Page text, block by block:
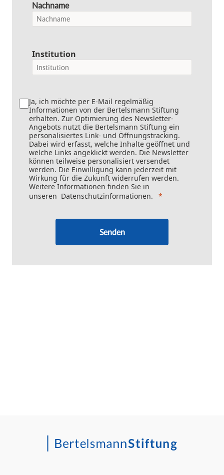
Nachname
Institution
Ja, ich möchte per E-Mail regelmäßig
Informationen von der Bertelsmann Stiftung
erhalten. Zur Optimierung des Newsletter-
Angebots nutzt die Bertelsmann Stiftung ein
personalisiertes Link- und Öffnungstracking.
Dabei wird erfasst, welche Inhalte geöffnet und
welche Links angeklickt werden. Die Newsletter
können teilweise personalisiert versendet
werden. Die Einwilligung kann jederzeit mit
Wirkung für die Zukunft widerrufen werden.
Weitere Informationen finden Sie in
unseren Datenschutzinformationen.
Senden